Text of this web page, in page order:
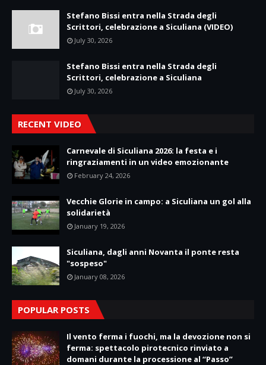
Stefano Bissi entra nella Strada degli
Scrittori, celebrazione a Siculiana (VIDEO)
July 30, 2026
Stefano Bissi entra nella Strada degli
Scrittori, celebrazione a Siculiana
July 30, 2026
RECENT VIDEO
Carnevale di Siculiana 2026: la festa e i
ringraziamenti in un video emozionante
February 24, 2026
Vecchie Glorie in campo: a Siculiana un gol alla
solidarietà
January 19, 2026
Siculiana, dagli anni Novanta il ponte resta
"sospeso"
January 08, 2026
POPULAR POSTS
Il vento ferma i fuochi, ma la devozione non si
ferma: spettacolo pirotecnico rinviato a
domani durante la processione al “Passo”